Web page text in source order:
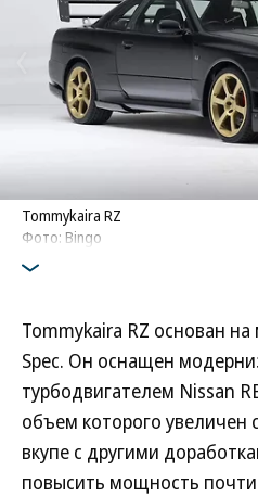
Tommykaira RZ
Фото: Bingo
Tommykaira RZ основан
Spec. Он оснащен
турбодвигателем Nissan
объем которого увеличен
вкупе с другими
повысить мощность